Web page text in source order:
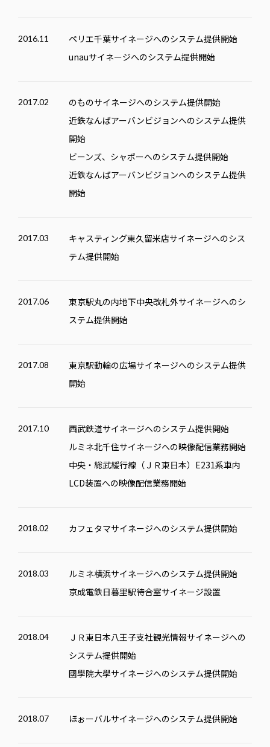
2016.11
ペリエ千葉サイネージへのシステム提供開始
unauサイネージへのシステム提供開始
2017.02
のものサイネージへのシステム提供開始
近鉄なんばアーバンビジョンへのシステム提供
開始
ビーンズ、シャポーへのシステム提供開始
近鉄なんばアーバンビジョンへのシステム提供
開始
2017.03
キャスティング東久留米店サイネージへのシス
テム提供開始
2017.06
東京駅丸の内地下中央改札外サイネージへのシ
ステム提供開始
2017.08
東京駅動輪の広場サイネージへのシステム提供
開始
2017.10
西武鉄道サイネージへのシステム提供開始
ルミネ北千住サイネージへの映像配信業務開始
中央・総武緩行線（ＪＲ東日本）E231系車内
LCD装置への映像配信業務開始
2018.02 カフェタマサイネージへのシステム提供開始
2018.03
ルミネ横浜サイネージへのシステム提供開始
京成電鉄日暮里駅待合室サイネージ設置
2018.04
ＪＲ東日本八王子支社観光情報サイネージへの
システム提供開始
國學院大學サイネージへのシステム提供開始
2018.07 ほぉーバルサイネージへのシステム提供開始